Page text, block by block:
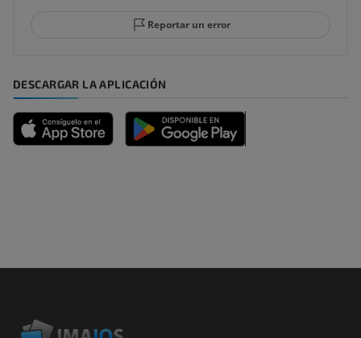
Reportar un error
DESCARGAR LA APLICACIÓN